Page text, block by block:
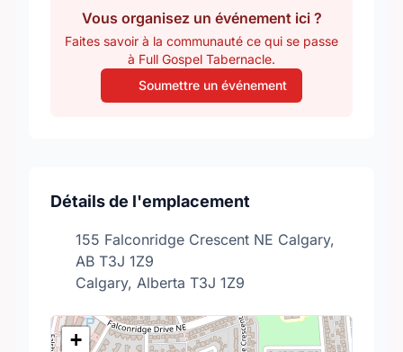
Vous organisez un événement ici ?
Faites savoir à la communauté ce qui se passe
à Full Gospel Tabernacle.
Soumettre un événement
Détails de l'emplacement
155 Falconridge Crescent NE Calgary,
AB T3J 1Z9
Calgary, Alberta T3J 1Z9
+